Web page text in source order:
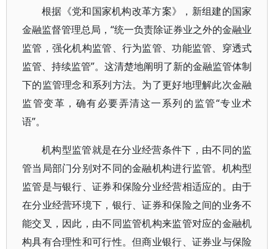
根据《党和国家机构改革方案》，新组建的国家
金融监督管理总局，“统一负责除证券业之外的金融业
监管，强化机构监管、行为监管、功能监管、穿透式
监管、持续监管”。这清楚地阐明了新的金融监管体制
下的监管理念和系列方法。为了更好地理解此次金融
监管变革，确有必要弄清这一系列的监管“专业术
语”。
机构型监管就是在分业经营条件下，由不同的监
管当局部门分别对不同的金融机构进行监管。机构型
监管是与银行、证券和保险分业经营相适应的。由于
在分业经营环境下，银行、证券和保险之间的业务不
能交叉，因此，由不同监管机构来监管对应的金融机
构具有合理性和可行性。但商业银行、证券业与保险